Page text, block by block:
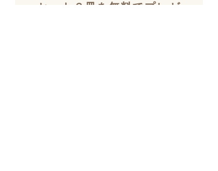
セット３冊を無料でプレゼ